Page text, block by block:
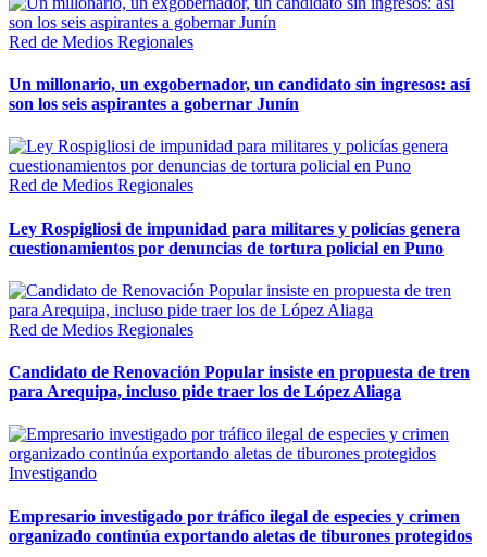
Red de Medios Regionales
Un millonario, un exgobernador, un candidato sin ingresos: así
son los seis aspirantes a gobernar Junín
Red de Medios Regionales
Ley Rospigliosi de impunidad para militares y policías genera
cuestionamientos por denuncias de tortura policial en Puno
Red de Medios Regionales
Candidato de Renovación Popular insiste en propuesta de tren
para Arequipa, incluso pide traer los de López Aliaga
Investigando
Empresario investigado por tráfico ilegal de especies y crimen
organizado continúa exportando aletas de tiburones protegidos